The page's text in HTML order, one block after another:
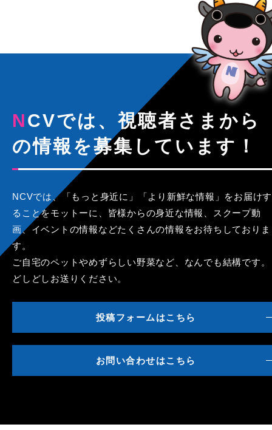
NCVでは、視聴者さまから
の情報を募集しています！
NCVでは、「もっと身近に」「より新鮮な情報」をお届けす
ることをモットーに、皆様からの身近な情報、スクープ動
画、イベントの情報などたくさんの情報をお待ちしておりま
す。
ご自宅のペットやめずらしい野菜など、なんでも結構です。
どしどしお送りください。
投稿フォームはこちら
お問い合わせはこちら